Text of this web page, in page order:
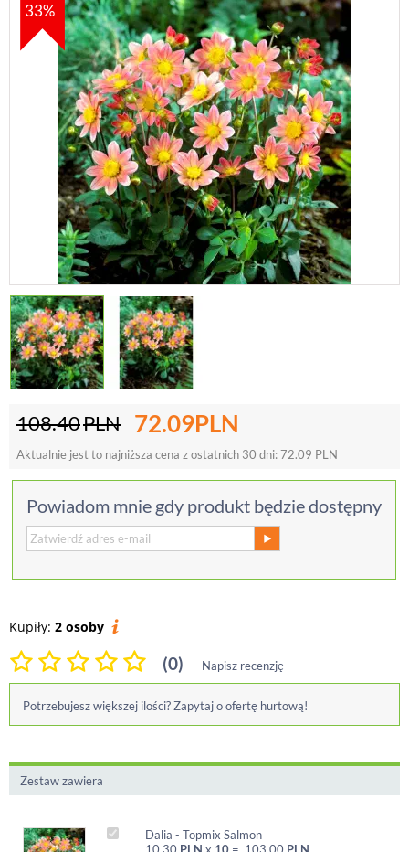
33%
108.40PLN 72.09PLN
Aktualnie jest to najniższa cena z ostatnich 30 dni:72.09 PLN
Powiadom mnie gdy produkt będzie dostępny
Kupiły: 2 osoby
(0) Napisz recenzję
Potrzebujesz większej ilości? Zapytaj o ofertę hurtową!
Zestaw zawiera
Dalia - Topmix Salmon